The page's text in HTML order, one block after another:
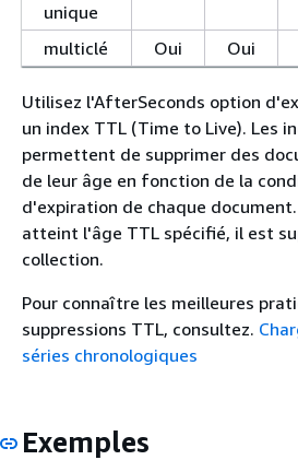
unique
multiclé Oui Oui
Utilisez l'AfterSeconds option
un index TTL (Time to Live). Les
permettent de supprimer des
de leur âge en fonction de la
d'expiration de chaque
atteint l'âge TTL spécifié, il est
collection.
Pour connaître les meilleures
suppressions TTL, consultez.
séries chronologiques
Exemples